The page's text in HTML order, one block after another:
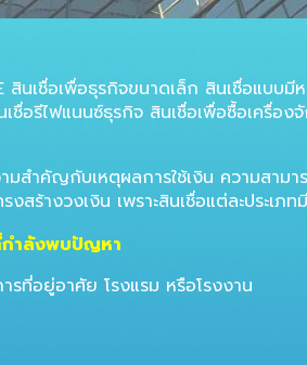
สินเชื่อเพื่อธุรกิจขนาดเล็ก สินเชื่อแบ
รีไฟแนนซ์ธุรกิจ สินเชื่อเพื่อซื้อเครื่อง
มสำคัญกับเหตุผลการใช้เงิน ความสา
ร้างวงเงิน เพราะสินเชื่อแต่ละประเภ
กำลังพบปัญหา
รที่อยู่อาศัย โรงแรม หรือโรงงาน